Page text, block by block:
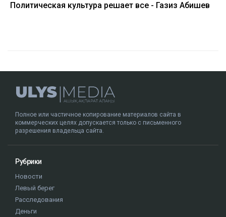
Политическая культура решает все - Газиз Абишев
Полное или частичное копирование материалов сайта в
коммерческих целях допускается только с письменного
разрешения владельца сайта.
Рубрики
Новости
Левый берег
Расследования
Деньги